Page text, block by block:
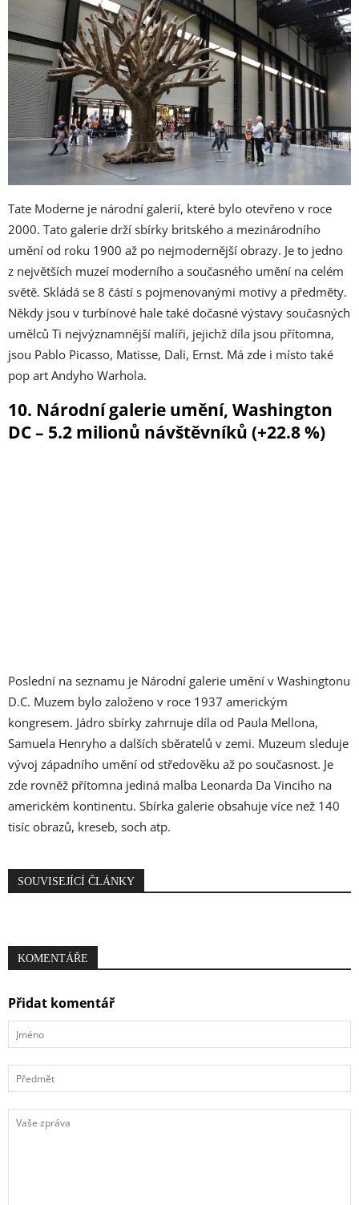
Tate Moderne je národní galerií, které bylo otevřeno v roce
2000. Tato galerie drží sbírky britského a mezinárodního
umění od roku 1900 až po nejmodernější obrazy. Je to jedno
z největších muzeí moderního a současného umění na celém
světě. Skládá se 8 částí s pojmenovanými motivy a předměty.
Někdy jsou v turbínové hale také dočasné výstavy současných
umělců Ti nejvýznamnější malíři, jejichž díla jsou přítomna,
jsou Pablo Picasso, Matisse, Dali, Ernst. Má zde i místo také
pop art Andyho Warhola.
10. Národní galerie umění, Washington
DC – 5.2 milionů návštěvníků (+22.8 %)
Poslední na seznamu je Národní galerie umění v Washingtonu
D.C. Muzem bylo založeno v roce 1937 americkým
kongresem. Jádro sbírky zahrnuje díla od Paula Mellona,
Samuela Henryho a dalších sběratelů v zemi. Muzeum sleduje
vývoj západního umění od středověku až po současnost. Je
zde rovněž přítomna jediná malba Leonarda Da Vinciho na
americkém kontinentu. Sbírka galerie obsahuje více než 140
tisíc obrazů, kreseb, soch atp.
SOUVISEJÍCÍ ČLÁNKY
KOMENTÁŘE
Přidat komentář
Jméno
Předmět
Vaše
zpráva